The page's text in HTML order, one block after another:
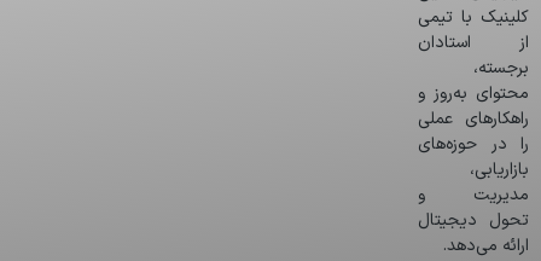
کلینیک با تیمی
از استادان
برجسته،
محتوای به‌روز و
راهکارهای عملی
را در حوزه‌های
بازاریابی،
مدیریت و
تحول دیجیتال
ارائه می‌دهد.